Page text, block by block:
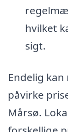
hvilket
sigt.
Endelig
påvirke
Mårsø.